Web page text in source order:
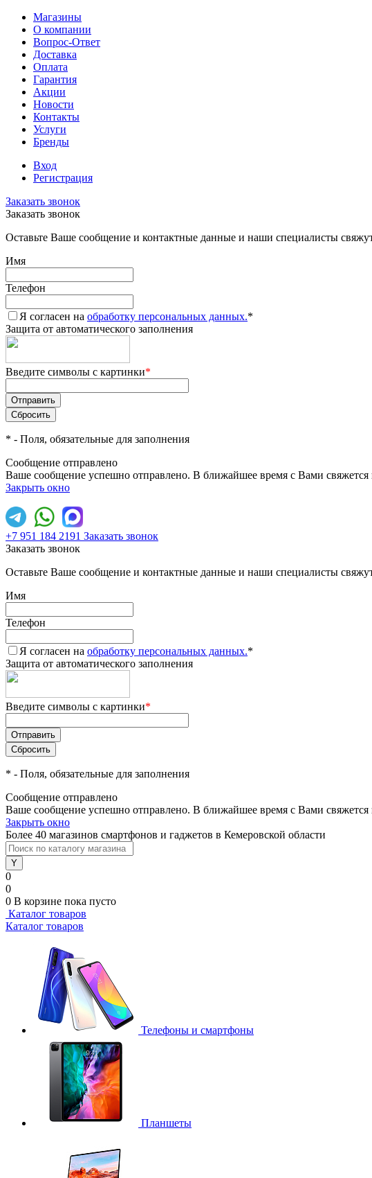
Магазины
О компании
Вопрос-Ответ
Доставка
Оплата
Гарантия
Акции
Новости
Контакты
Услуги
Бренды
Вход
Регистрация
Заказать звонок
Заказать звонок
Оставьте Ваше сообщение и контактные данные и наши специалисты
Имя
Телефон
Я согласен на обработку персональных данных.*
Защита от автоматического заполнения
Введите символы с картинки*
* - Поля, обязательные для заполнения
Сообщение отправлено
Ваше сообщение успешно отправлено. В ближайшее время с Вами свяжется
Закрыть окно
+7 951 184 2191 Заказать звонок
Заказать звонок
Оставьте Ваше сообщение и контактные данные и наши специалисты
Имя
Телефон
Я согласен на обработку персональных данных.*
Защита от автоматического заполнения
Введите символы с картинки*
* - Поля, обязательные для заполнения
Сообщение отправлено
Ваше сообщение успешно отправлено. В ближайшее время с Вами свяжется
Закрыть окно
Более 40 магазинов смартфонов и гаджетов в Кемеровской области
0
0
0 В корзине пока пусто
Каталог товаров
Каталог товаров
Телефоны и смартфоны
Планшеты